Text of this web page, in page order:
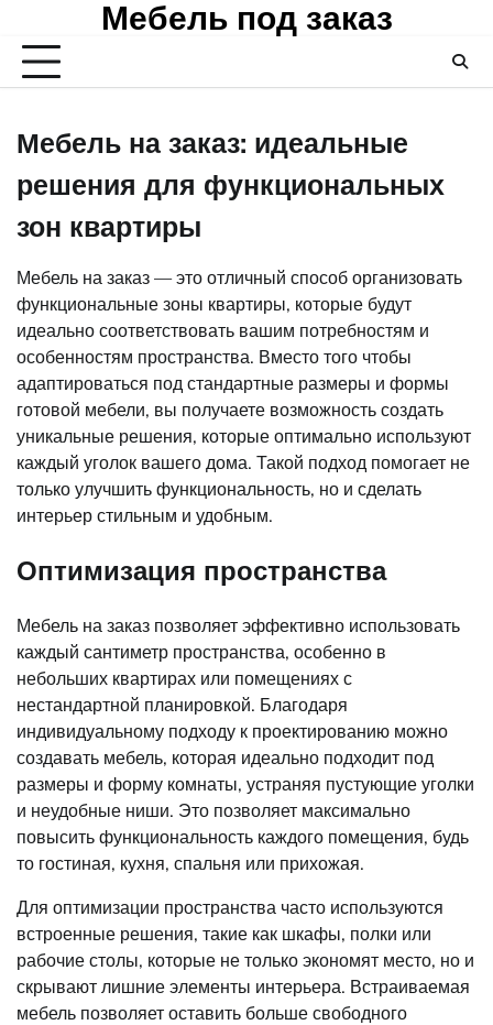
content
Мебель под заказ
Мебель на заказ: идеальные
решения для функциональных
зон квартиры
Мебель на заказ — это отличный способ организовать
функциональные зоны квартиры, которые будут
идеально соответствовать вашим потребностям и
особенностям пространства. Вместо того чтобы
адаптироваться под стандартные размеры и формы
готовой мебели, вы получаете возможность создать
уникальные решения, которые оптимально используют
каждый уголок вашего дома. Такой подход помогает не
только улучшить функциональность, но и сделать
интерьер стильным и удобным.
Оптимизация пространства
Мебель на заказ позволяет эффективно использовать
каждый сантиметр пространства, особенно в
небольших квартирах или помещениях с
нестандартной планировкой. Благодаря
индивидуальному подходу к проектированию можно
создавать мебель, которая идеально подходит под
размеры и форму комнаты, устраняя пустующие уголки
и неудобные ниши. Это позволяет максимально
повысить функциональность каждого помещения, будь
то гостиная, кухня, спальня или прихожая.
Для оптимизации пространства часто используются
встроенные решения, такие как шкафы, полки или
рабочие столы, которые не только экономят место, но и
скрывают лишние элементы интерьера. Встраиваемая
мебель позволяет оставить больше свободного